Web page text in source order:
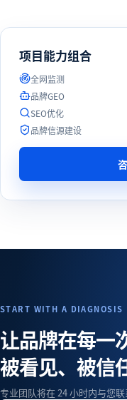
项目能力组合
全网监测
品牌GEO
SEO优化
品牌信源建设
START WITH A DIAGNOSIS
让品牌在每一
被看见、被信
专业团队将在 24 小时内与您联